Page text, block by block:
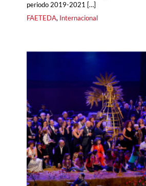
periodo 2019-2021 […]
FAETEDA, Internacional